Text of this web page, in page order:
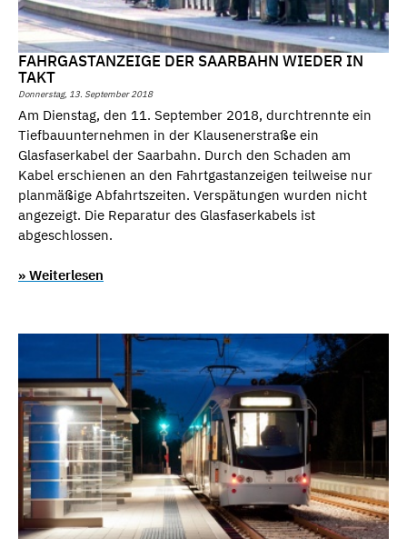
FAHRGASTANZEIGE DER SAARBAHN WIEDER IN
TAKT
Donnerstag, 13. September 2018
Am Dienstag, den 11. September 2018, durchtrennte ein
Tiefbauunternehmen in der Klausenerstraße ein
Glasfaserkabel der Saarbahn. Durch den Schaden am
Kabel erschienen an den Fahrtgastanzeigen teilweise nur
planmäßige Abfahrtszeiten. Verspätungen wurden nicht
angezeigt. Die Reparatur des Glasfaserkabels ist
abgeschlossen.
» Weiterlesen